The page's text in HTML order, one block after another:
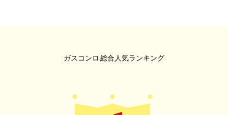
総合人気ランキング
ガスコンロ